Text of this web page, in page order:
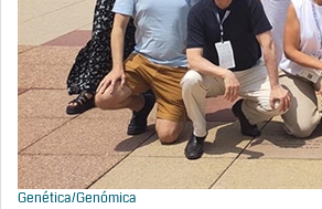
Genética/Genómica